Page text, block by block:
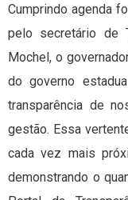
Cumprindo agenda
pelo secretário de
Mochel, o
do governo
transparência de
gestão. Essa
cada vez mais
demonstrando o